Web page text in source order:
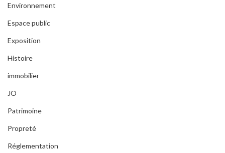
Environnement
Espace public
Exposition
Histoire
immobilier
JO
Patrimoine
Propreté
Réglementation